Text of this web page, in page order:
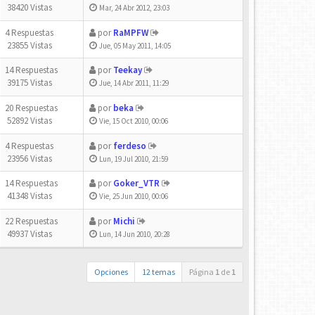
38420 Vistas
Mar, 24 Abr 2012, 23:03
4 Respuestas
23855 Vistas
porRaMPFW
Jue, 05 May 2011, 14:05
14 Respuestas
39175 Vistas
porTeekay
Jue, 14 Abr 2011, 11:29
20 Respuestas
52892 Vistas
porbeka
Vie, 15 Oct 2010, 00:06
4 Respuestas
23956 Vistas
porferdeso
Lun, 19 Jul 2010, 21:59
14 Respuestas
41348 Vistas
porGoker_VTR
Vie, 25 Jun 2010, 00:06
22 Respuestas
49937 Vistas
porMichi
Lun, 14 Jun 2010, 20:28
Opciones 12 temas Página 1 de 1